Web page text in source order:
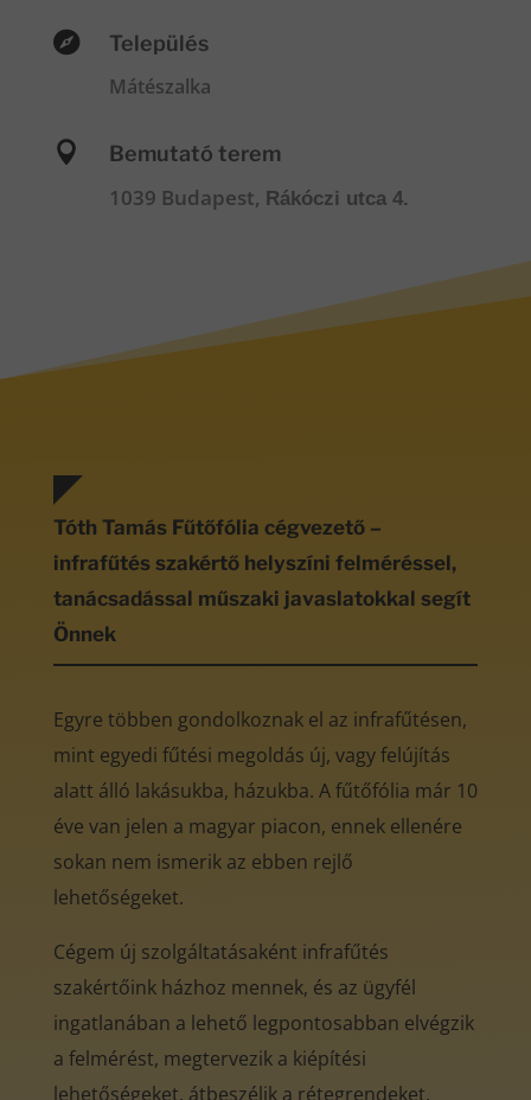
 Település
Mátészalka
 Bemutató terem
1039 Budapest, Rákóczi utca 4.
Tóth Tamás Fűtőfólia cégvezető –
infrafűtés szakértő helyszíni felméréssel,
tanácsadással műszaki javaslatokkal segít
Önnek
Egyre többen gondolkoznak el az infrafűtésen,
mint egyedi fűtési megoldás új, vagy felújítás
alatt álló lakásukba, házukba. A fűtőfólia már 10
éve van jelen a magyar piacon, ennek ellenére
sokan nem ismerik az ebben rejlő
lehetőségeket.
Cégem új szolgáltatásaként infrafűtés
szakértőink házhoz mennek, és az ügyfél
ingatlanában a lehető legpontosabban elvégzik
a felmérést, megtervezik a kiépítési
lehetőségeket, átbeszélik a rétegrendeket,